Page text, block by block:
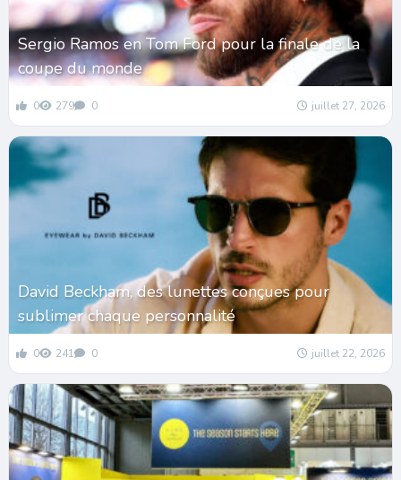
Sergio Ramos en Tom Ford pour la finale de la
coupe du monde
0 279 0 juillet 27, 2026
David Beckham, des lunettes conçues pour
sublimer chaque personnalité
0 241 0 juillet 22, 2026